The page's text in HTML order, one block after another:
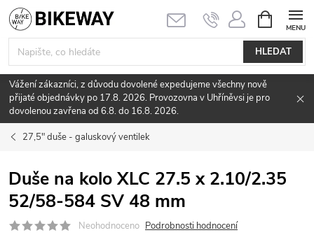
Přejít
na
obsah
HLEDAT
NÁKUPNÍ
KOŠÍK
Vážení zákazníci, z důvodu dovolené expedujeme všechny nově
přijaté objednávky po 17.8. 2026. Provozovna v Uhříněvsi je pro
dovolenou zavřena od 6.8. do 16.8. 2026.
27,5" duše - galuskový ventilek
Duše na kolo XLC 27.5 x 2.10/2.35
52/58-584 SV 48 mm
Neohodnoceno Podrobnosti hodnocení